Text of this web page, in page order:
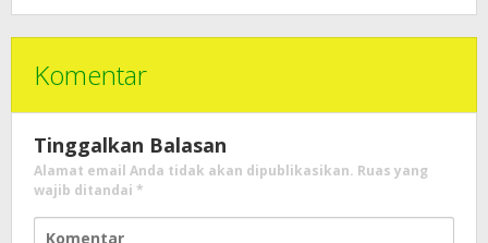
Komentar
Tinggalkan Balasan
Alamat email Anda tidak akan dipublikasikan. Ruas yang
wajib ditandai *